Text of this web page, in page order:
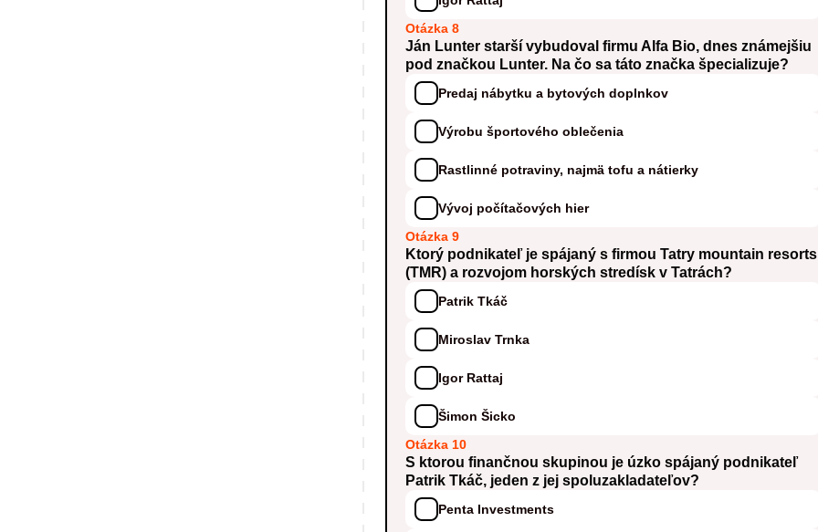
Otázka 8
Ján Lunter starší vybudoval firmu Alfa Bio, dnes známejšiu
pod značkou Lunter. Na čo sa táto značka špecializuje?
Predaj nábytku a bytových doplnkov
Výrobu športového oblečenia
Rastlinné potraviny, najmä tofu a nátierky
Vývoj počítačových hier
Otázka 9
Ktorý podnikateľ je spájaný s firmou Tatry mountain resorts
(TMR) a rozvojom horských stredísk v Tatrách?
Patrik Tkáč
Miroslav Trnka
Igor Rattaj
Šimon Šicko
Otázka 10
S ktorou finančnou skupinou je úzko spájaný podnikateľ
Patrik Tkáč, jeden z jej spoluzakladateľov?
Penta Investments